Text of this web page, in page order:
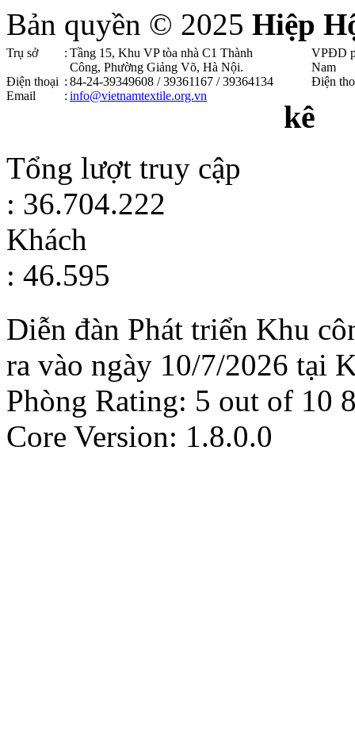
Bản quyền © 2025 Hiệp
Trụ sở : Tầng 15, Khu VP tòa nhà C1 Thành
Công, Phường Giảng Võ, Hà Nội .
Điện thoại : 84-24-39349608 / 39361167 / 39364134
Email
: info@vietnamtextile.org.vn
VPĐD
Nam
Điện
kê
Tổng lượt truy cập
: 36.704.222
Khách
: 46.595
Diễn đàn Phát triển Khu
ra vào ngày 10/7/2026 tại
Phòng Rating: 5 out of 10
Core Version: 1.8.0.0